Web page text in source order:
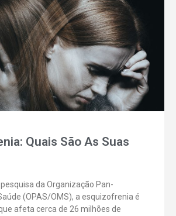
Quais São As Suas
da Organização Pan-
(OPAS/OMS), a esquizofrenia é
afeta cerca de 26 milhões de